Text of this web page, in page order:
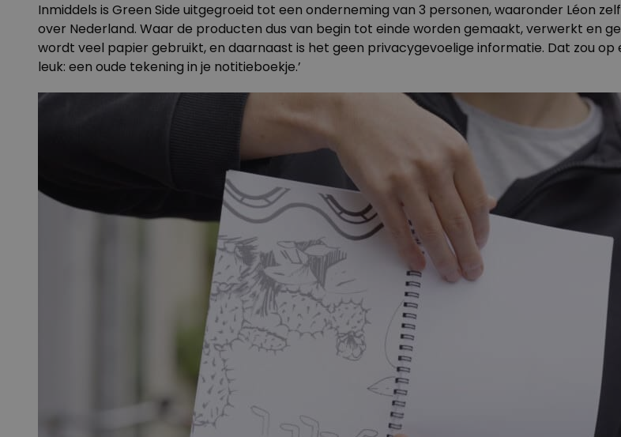
Inmiddels is Green Side uitgegroeid tot een onderneming van 3 personen, waaronder Léon
over Nederland. Waar de producten dus van begin tot einde worden gemaakt, verwerkt en
wordt veel papier gebruikt, en daarnaast is het geen privacygevoelige informatie. Dat zou
leuk: een oude tekening in je notitieboekje.’